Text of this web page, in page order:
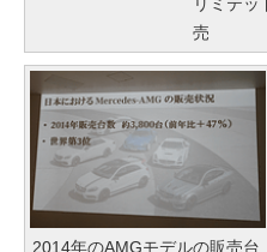
売
2014年のAMGモデルの販売台